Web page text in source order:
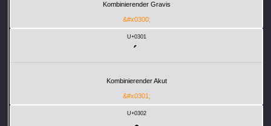
Kombinierender Gravis
&#x0300;
U+0301
Kombinierender Akut
&#x0301;
U+0302